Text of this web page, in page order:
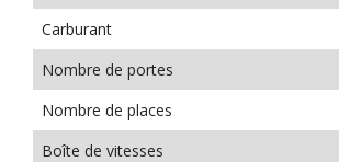
Carburant
Nombre de portes
Nombre de places
Boîte de vitesses